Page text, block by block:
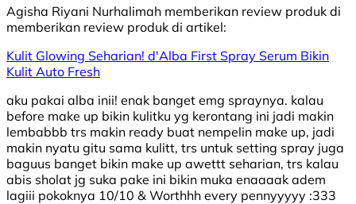
Agisha Riyani Nurhalimah memberikan review produk di
memberikan review produk di artikel:
Kulit Glowing Seharian! d'Alba First Spray Serum Bikin
Kulit Auto Fresh
aku pakai alba inii! enak banget emg spraynya. kalau
before make up bikin kulitku yg kerontang ini jadi makin
lembabbb trs makin ready buat nempelin make up, jadi
makin nyatu gitu sama kulitt, trs untuk setting spray juga
baguus banget bikin make up awettt seharian, trs kalau
abis sholat jg suka pake ini bikin muka enaaaak adem
lagiii pokoknya 10/10 & Worthhh every pennyyyyy :333